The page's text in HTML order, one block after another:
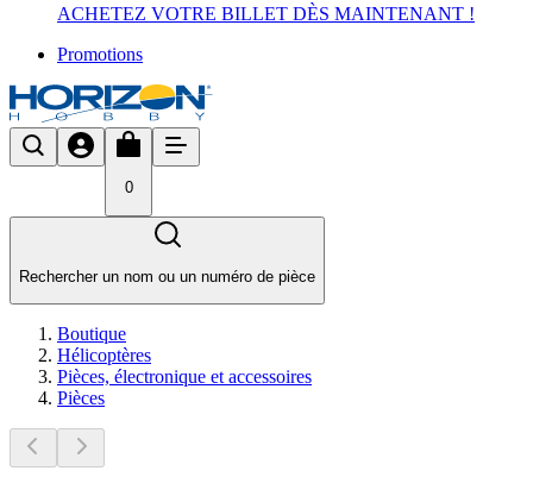
ACHETEZ VOTRE BILLET DÈS MAINTENANT !
Promotions
0
Rechercher un nom ou un numéro de pièce
Boutique
Hélicoptères
Pièces, électronique et accessoires
Pièces